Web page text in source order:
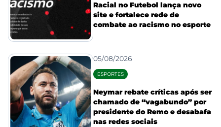
Racial no Futebol lança novo
site e fortalece rede de
combate ao racismo no esporte
05/08/2026
ESPORTES
Neymar rebate críticas após ser
chamado de “vagabundo” por
presidente do Remo e desabafa
nas redes sociais